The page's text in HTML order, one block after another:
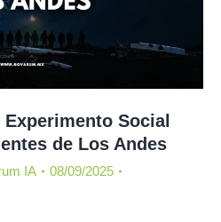
Experimento Social
de Los Andes
IA
08/09/2025